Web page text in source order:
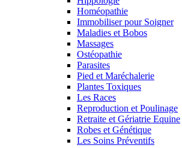
Homéopathie
Immobiliser pour Soigner
Maladies et Bobos
Massages
Ostéopathie
Parasites
Pied et Maréchalerie
Plantes Toxiques
Les Races
Reproduction et Poulinage
Retraite et Gériatrie Equine
Robes et Génétique
Les Soins Préventifs